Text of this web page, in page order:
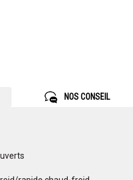
NOS CONSEIL